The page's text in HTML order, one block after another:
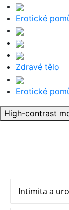
Erotické
Zdravé tělo
Erotické
High-contrast
Intimita a